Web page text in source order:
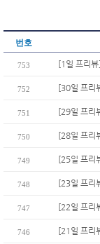
번호
753 [1일 프리
752 [30일 프리
751 [29일 프리
750 [28일 프리
749 [25일 프리
748 [23일 프리
747 [22일 프리
746 [21일 프리